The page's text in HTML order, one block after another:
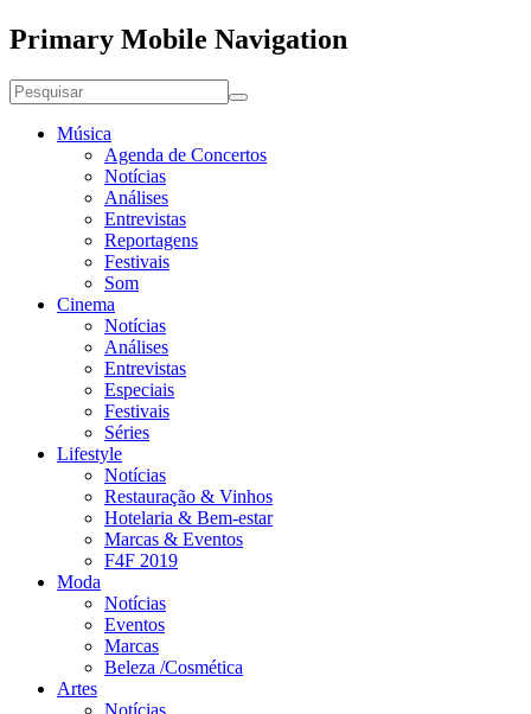
Primary Mobile Navigation
Música
Agenda de Concertos
Notícias
Análises
Entrevistas
Reportagens
Festivais
Som
Cinema
Notícias
Análises
Entrevistas
Especiais
Festivais
Séries
Lifestyle
Notícias
Restauração & Vinhos
Hotelaria & Bem-estar
Marcas & Eventos
F4F 2019
Moda
Notícias
Eventos
Marcas
Beleza /Cosmética
Artes
Notícias